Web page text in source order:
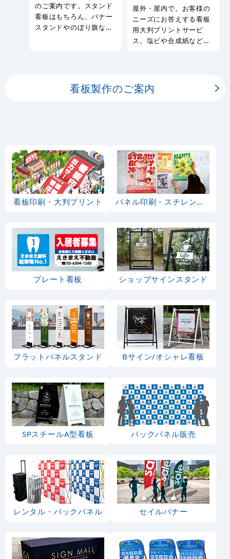
のご案内です。スタンド
看板はもちろん、バナー
スタンドやのぼり旗など
屋外・屋内で。お客様の
ニーズにお答えする看板
用大判プリントサービ
ス。塩ビや合成紙など看
看板製作のご案内
看板印刷・大判プリント パネル印刷・スチレンボード
プレート看板 ショップサインスタンド
フラットパネルスタンド Bサイン/オシャレ看板
SPスチールA型看板 バックパネル販売
レンタル・バックパネル セイルバナー